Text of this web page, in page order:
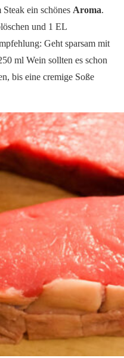
ein schönes Aroma.
und 1 EL
Geht sparsam mit
ml Wein sollten es schon
bis eine cremige Soße